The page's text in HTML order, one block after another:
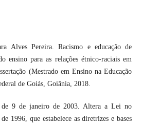
Alves Pereira. Racismo e educação de
ensino para as relações étnico-raciais em
(Mestrado em Ensino na Educação
de Goiás, Goiânia, 2018.
9 de janeiro de 2003. Altera a Lei no
1996, que estabelece as diretrizes e bases